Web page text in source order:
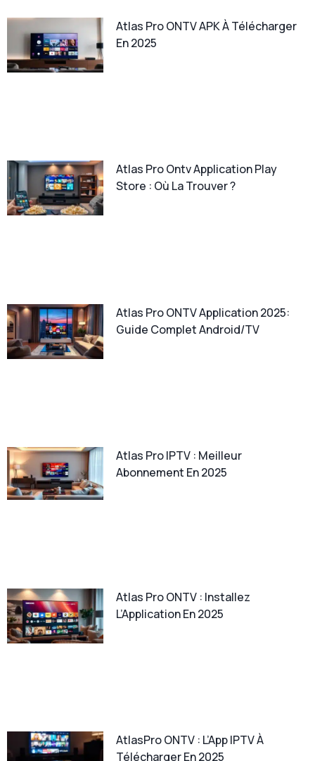
Atlas Pro ONTV APK À Télécharger
En 2025
Atlas Pro Ontv Application Play
Store : Où La Trouver ?
Atlas Pro ONTV Application 2025:
Guide Complet Android/TV
Atlas Pro IPTV : Meilleur
Abonnement En 2025
Atlas Pro ONTV : Installez
L’Application En 2025
AtlasPro ONTV : L’App IPTV À
Télécharger En 2025